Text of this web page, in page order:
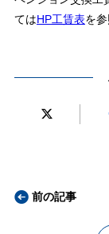
てはHP工賃表を
前の記事